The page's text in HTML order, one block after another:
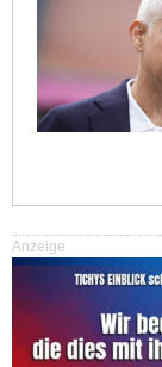
Anzeige